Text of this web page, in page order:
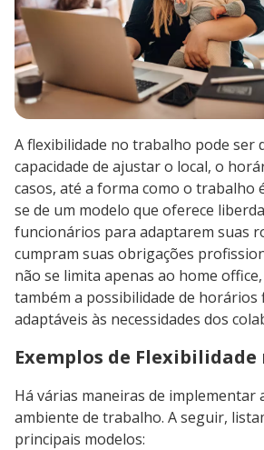
A flexibilidade no trabalho pode ser
capacidade de ajustar o local, o
casos, até a forma como o trabalho
se de um modelo que oferece
funcionários para adaptarem suas
cumpram suas obrigações
não se limita apenas ao home
também a possibilidade de horários
adaptáveis às necessidades dos
Exemplos de
Há várias maneiras de implementar
ambiente de trabalho. A seguir,
principais modelos: